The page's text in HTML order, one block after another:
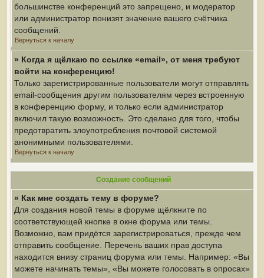
большинстве конференций это запрещено, и модератор
или администратор понизят значение вашего счётчика
сообщений.
Вернуться к началу
» Когда я щёлкаю по ссылке «email», от меня требуют
войти на конференцию!
Только зарегистрированные пользователи могут отправлять
email-сообщения другим пользователям через встроенную
в конференцию форму, и только если администратор
включил такую возможность. Это сделано для того, чтобы
предотвратить злоупотребления почтовой системой
анонимными пользователями.
Вернуться к началу
Создание сообщений
» Как мне создать тему в форуме?
Для создания новой темы в форуме щёлкните по
соответствующей кнопке в окне форума или темы.
Возможно, вам придётся зарегистрироваться, прежде чем
отправить сообщение. Перечень ваших прав доступа
находится внизу страниц форума или темы. Например: «Вы
можете начинать темы», «Вы можете голосовать в опросах»